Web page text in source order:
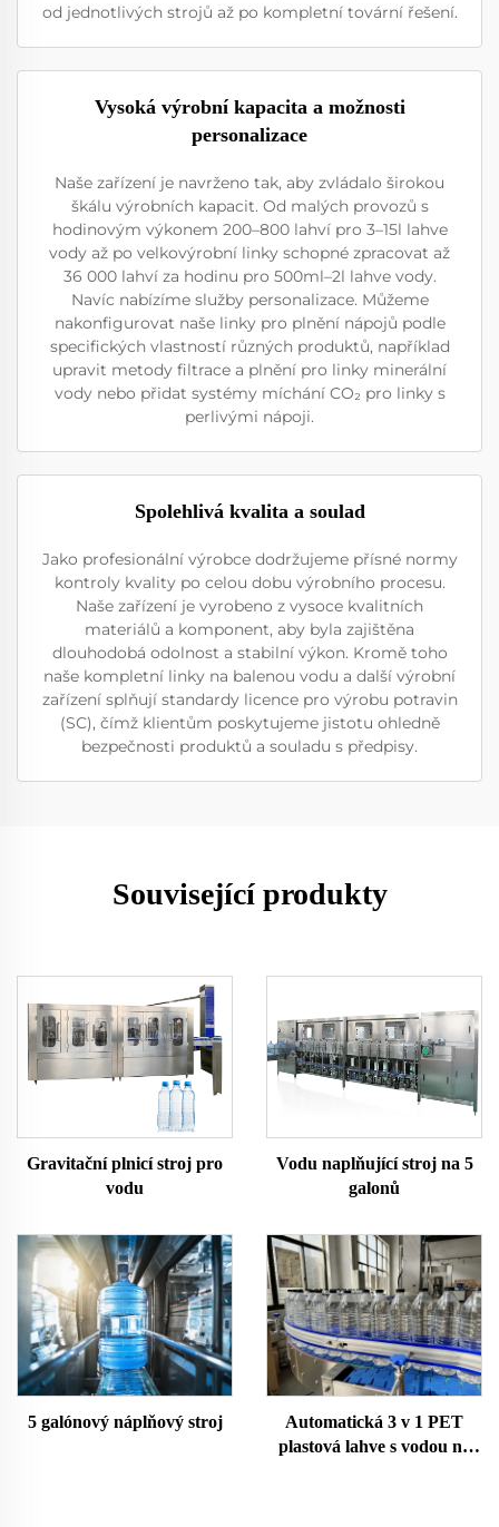
od jednotlivých strojů až po kompletní tovární řešení.
Vysoká výrobní kapacita a možnosti
personalizace
Naše zařízení je navrženo tak, aby zvládalo širokou
škálu výrobních kapacit. Od malých provozů s
hodinovým výkonem 200–800 lahví pro 3–15l lahve
vody až po velkovýrobní linky schopné zpracovat až
36 000 lahví za hodinu pro 500ml–2l lahve vody.
Navíc nabízíme služby personalizace. Můžeme
nakonfigurovat naše linky pro plnění nápojů podle
specifických vlastností různých produktů, například
upravit metody filtrace a plnění pro linky minerální
vody nebo přidat systémy míchání CO₂ pro linky s
perlivými nápoji.
Spolehlivá kvalita a soulad
Jako profesionální výrobce dodržujeme přísné normy
kontroly kvality po celou dobu výrobního procesu.
Naše zařízení je vyrobeno z vysoce kvalitních
materiálů a komponent, aby byla zajištěna
dlouhodobá odolnost a stabilní výkon. Kromě toho
naše kompletní linky na balenou vodu a další výrobní
zařízení splňují standardy licence pro výrobu potravin
(SC), čímž klientům poskytujeme jistotu ohledně
bezpečnosti produktů a souladu s předpisy.
Související produkty
Gravitační plnicí stroj pro
vodu
Vodu naplňující stroj na 5
galonů
5 galónový náplňový stroj
Automatická 3 v 1 PET
plastová lahve s vodou na